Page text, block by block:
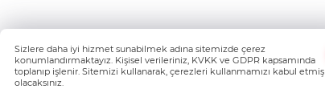
Sizlere daha iyi hizmet sunabilmek adına sitemizde çerez
konumlandırmaktayız. Kişisel verileriniz, KVKK ve GDPR kapsamında
toplanıp işlenir. Sitemizi kullanarak, çerezleri kullanmamızı kabul etmiş
olacaksınız.
Whatsapp